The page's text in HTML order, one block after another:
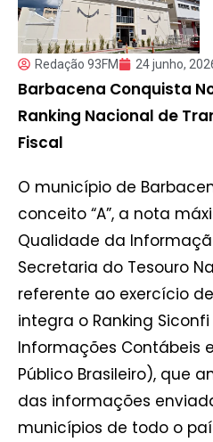
Redação 93FM 24 junho,
Barbacena Conquista
Ranking Nacional de
Fiscal
O município de
conceito “A”, a nota
Qualidade da
Secretaria do Tesouro
referente ao exercício
integra o Ranking
Informações Contábeis
Público Brasileiro), que
das informações
municípios de todo o